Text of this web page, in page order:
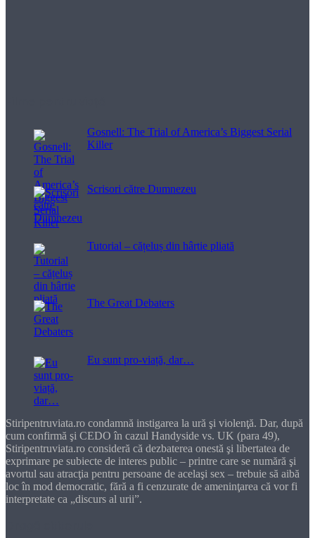
Gosnell: The Trial of America’s Biggest Serial
Killer
Scrisori către Dumnezeu
Tutorial – cățeluș din hârtie pliată
The Great Debaters
Eu sunt pro-viață, dar…
Stiripentruviata.ro condamnă instigarea la ură şi violenţă. Dar, după
cum confirmă şi CEDO în cazul Handyside vs. UK (para 49),
Stiripentruviata.ro consideră că dezbaterea onestă şi libertatea de
exprimare pe subiecte de interes public – printre care se numără şi
avortul sau atracţia pentru persoane de acelaşi sex – trebuie să aibă
loc în mod democratic, fără a fi cenzurate de ameninţarea că vor fi
interpretate ca „discurs al urii”.